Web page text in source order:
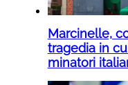
Marcinelle,
tragedia in
minatori